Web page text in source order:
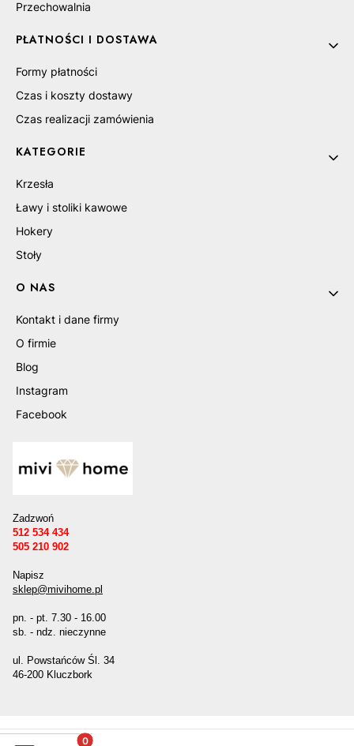
Przechowalnia
PŁATNOŚCI I DOSTAWA
Formy płatności
Czas i koszty dostawy
Czas realizacji zamówienia
KATEGORIE
Krzesła
Ławy i stoliki kawowe
Hokery
Stoły
O NAS
Kontakt i dane firmy
O firmie
Blog
Instagram
Facebook
Zadzwoń
512 534 434
505 210 902
Napisz
sklep@mivihome.pl
pn. - pt. 7.30 - 16.00
sb. - ndz. nieczynne
ul. Powstańców Śl. 34
46-200 Kluczbork